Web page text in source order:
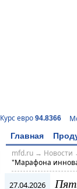
Курс евро 94.8366
Главная
mfd.ru→ Новости
"Марафона
27.04.2026